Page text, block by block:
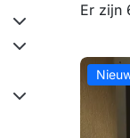
Er zijn